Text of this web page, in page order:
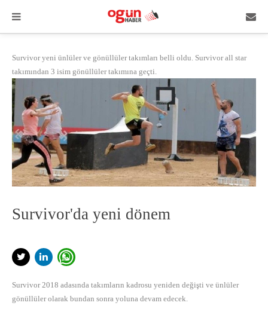
Survivor yeni ünlüler ve gönüllüler takımları belli oldu. Survivor all star
takımından 3 isim gönüllüler takımına geçti.
​Survivor'da yeni dönem
Survivor 2018 adasında takımların kadrosu yeniden değişti ve ünlüler
gönüllüler olarak bundan sonra yoluna devam edecek.